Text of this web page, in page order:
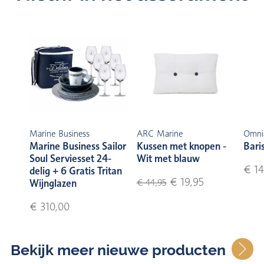
Marine Business
Marine Business Sailor
Soul Serviesset 24-
delig + 6 Gratis Tritan
Wijnglazen
€ 310,00
ARC Marine
Kussen met knopen -
Wit met blauw
€ 44,95€ 19,95
€
Bekijk meer nieuwe producten